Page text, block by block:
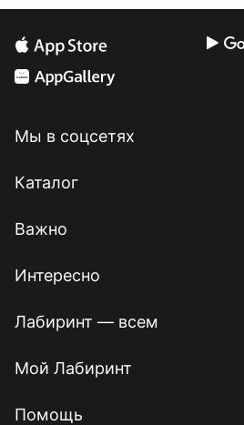
Мы в соцсетях
Каталог
Важно
Интересно
Лабиринт — всем
Мой Лабиринт
Помощь